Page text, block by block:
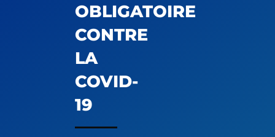
OBLIGATOIRE
CONTRE
LA
COVID-
19